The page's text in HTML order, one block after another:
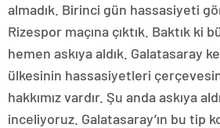
almadık. Birinci gün hassasiyeti
Rizespor maçına çıktık. Baktık ki
hemen askıya aldık. Galatasaray
ülkesinin hassasiyetleri
hakkımız vardır. Şu anda askıya
inceliyoruz. Galatasaray’ın bu tip